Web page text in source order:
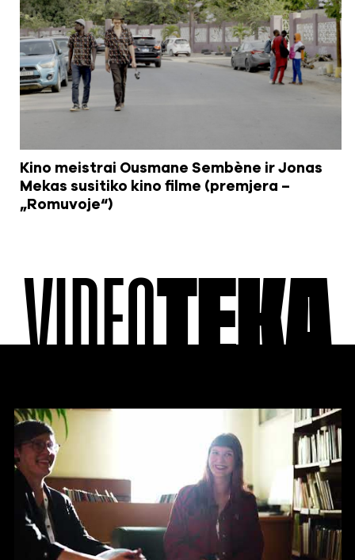
Kino meistrai Ousmane Sembène ir Jonas
Mekas susitiko kino filme (premjera –
„Romuvoje“)
VIDEOTEKA